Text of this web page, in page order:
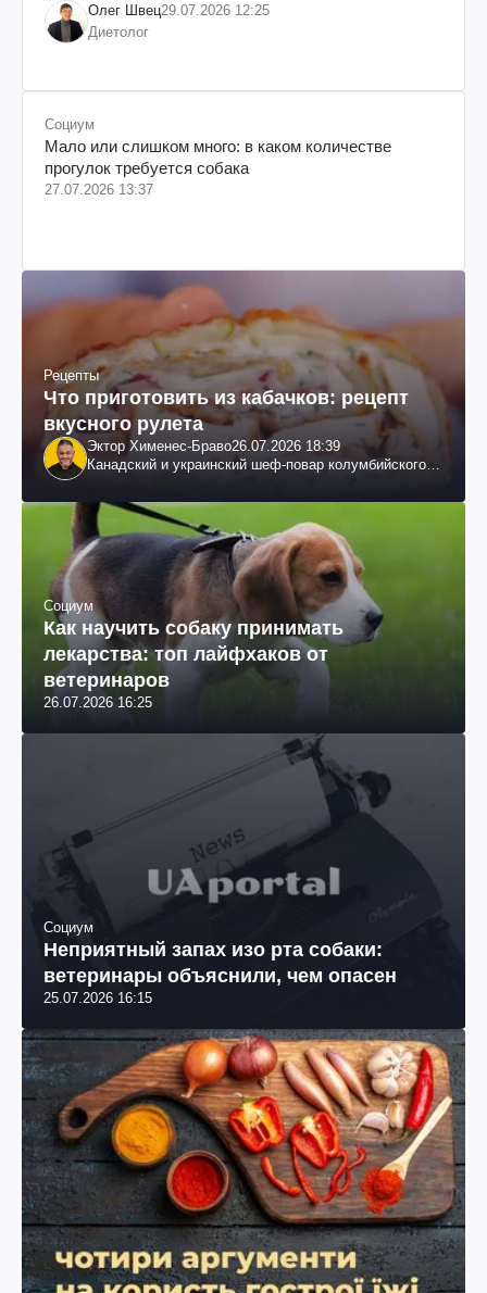
Олег Швец29.07.2026 12:25
Диетолог
Социум
Мало или слишком много: в каком количестве
прогулок требуется собака
27.07.2026 13:37
Рецепты
Что приготовить из кабачков: рецепт
вкусного рулета
Эктор Хименес-Браво26.07.2026 18:39
Канадский и украинский шеф-повар колумбийского
Социум
Как научить собаку принимать
лекарства: топ лайфхаков от
ветеринаров
26.07.2026 16:25
Социум
Неприятный запах изо рта собаки:
ветеринары объяснили, чем опасен
25.07.2026 16:15